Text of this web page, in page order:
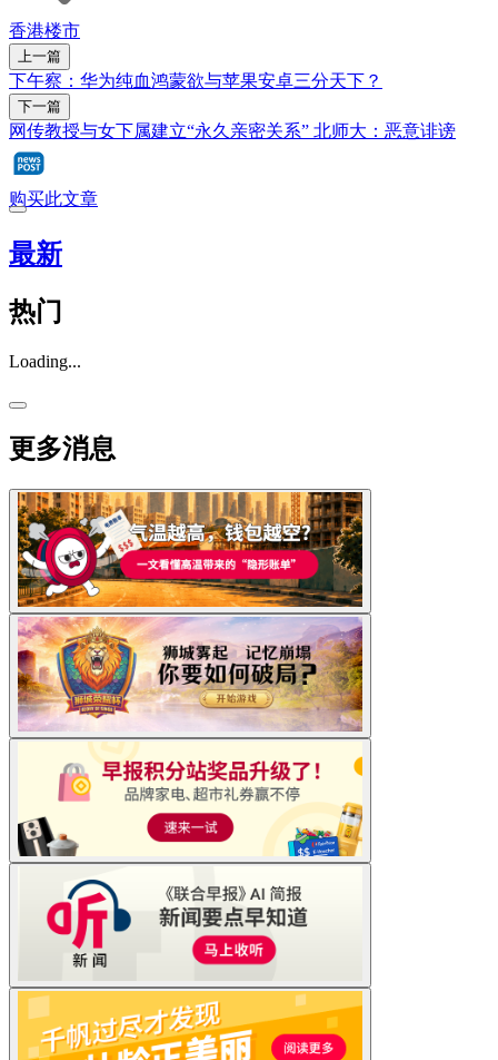
香港楼市
上一篇
下午察：华为纯血鸿蒙欲与苹果安卓三分天下？
下一篇
网传教授与女下属建立“永久亲密关系” 北师大：恶意诽谤
购买此文章
最新
热门
Loading...
更多消息